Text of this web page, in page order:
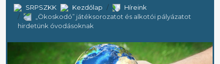
SRPSZKK Kezdőlap
Híreink
„Ökoskodó” játéksorozatot és alkotói pályázatot
hirdetünk óvodásoknak